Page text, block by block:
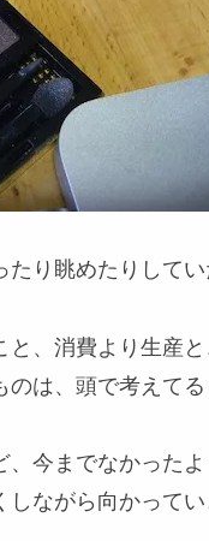
り眺めたりしてい
と、消費より生産
は、頭で考えて
、今までなかった
ながら向かってい